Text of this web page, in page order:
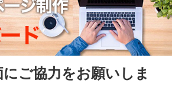
ご協力をお願いしま